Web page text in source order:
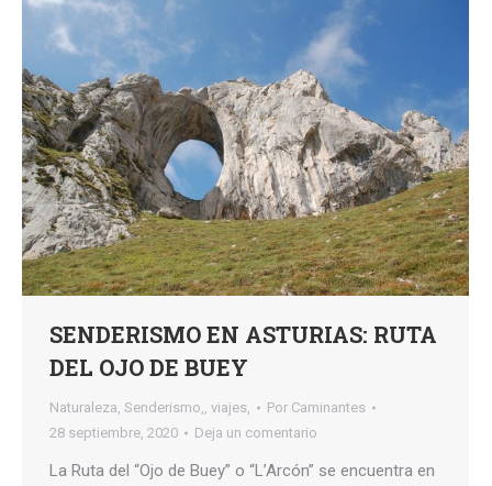
SENDERISMO EN ASTURIAS: RUTA
DEL OJO DE BUEY
Naturaleza, Senderismo,, viajes, Por Caminantes
28 septiembre, 2020
Deja un comentario
La Ruta del “Ojo de Buey” o “L’Arcón” se encuentra en